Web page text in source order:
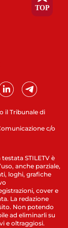
il Tribunale di
c/o
STILETV è
anche parziale,
loghi, grafiche
cover e
La redazione
Non potendo
ad eliminarli su
e oltraggiosi.